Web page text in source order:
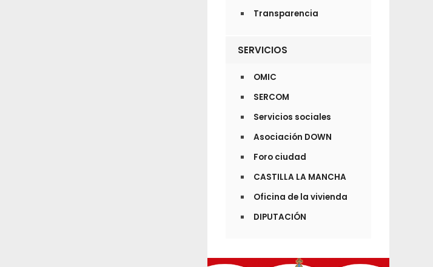
Transparencia
SERVICIOS
OMIC
SERCOM
Servicios sociales
Asociación DOWN
Foro ciudad
CASTILLA LA MANCHA
Oficina de la vivienda
DIPUTACIÓN